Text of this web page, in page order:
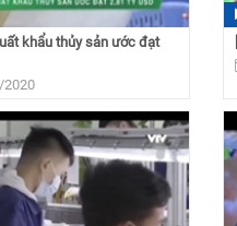
khẩu thủy sản ước đạt
2020